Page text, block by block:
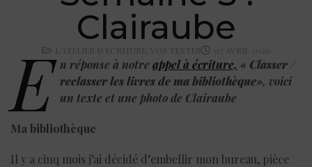
Clairaube
L'ATELIER D'ÉCRITURE VOS TEXTES 07 AVRIL 2020
E n réponse à notre appel à écriture, « Classer /
reclasser les livres de ma bibliothèque», voici
un texte et une photo de Clairaube
Ma bibliothèque
Il y a cinq mois j’ai décidé d’embellir mon bureau, pièce